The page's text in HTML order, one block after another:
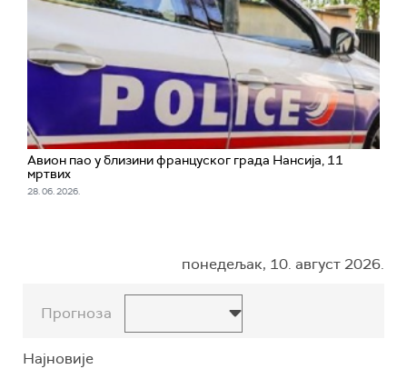
Авион пао у близини француског града Нансија, 11
мртвих
28. 06. 2026.
понедељак, 10. август 2026.
Прогноза
Најновије